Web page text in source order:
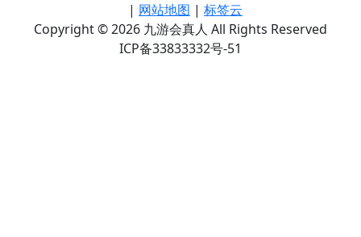
| 网站地图 | 标签云
Copyright © 2026 九游会真人 All Rights Reserved
ICP备33833332号-51